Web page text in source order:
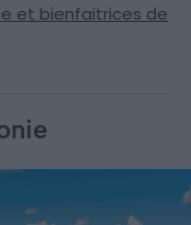
et bienfaitrices de